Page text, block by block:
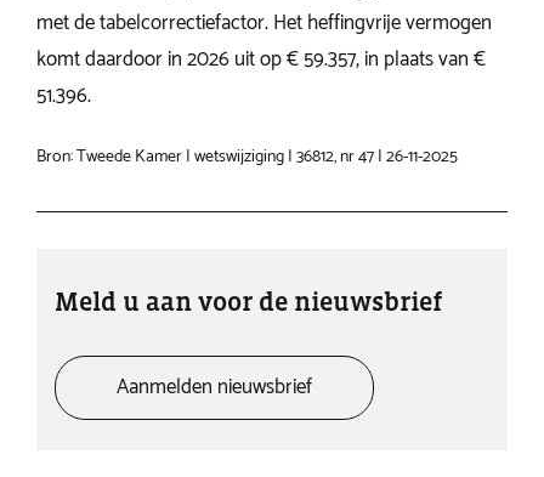
Meld u aan voor de nieuwsbrief
Aanmelden nieuwsbrief
met de tabelcorrectiefactor. Het heffingvrije vermogen
komt daardoor in 2026 uit op € 59.357, in plaats van €
51.396.
Bron: Tweede Kamer | wetswijziging | 36812, nr 47 | 26-11-2025